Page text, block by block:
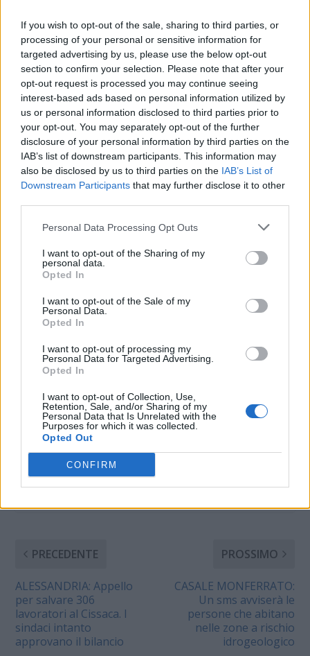
If you wish to opt-out of the sale, sharing to third parties, or
processing of your personal or sensitive information for
targeted advertising by us, please use the below opt-out
section to confirm your selection. Please note that after your
opt-out request is processed you may continue seeing
interest-based ads based on personal information utilized by
us or personal information disclosed to third parties prior to
your opt-out. You may separately opt-out of the further
disclosure of your personal information by third parties on the
IAB’s list of downstream participants. This information may
also be disclosed by us to third parties on the IAB’s List of
Downstream Participants that may further disclose it to other
Personal Data Processing Opt Outs
I want to opt-out of the Sharing of my
personal data.
Opted In
I want to opt-out of the Sale of my
Personal Data.
Opted In
I want to opt-out of processing my
Personal Data for Targeted Advertising.
Opted In
I want to opt-out of Collection, Use,
Retention, Sale, and/or Sharing of my
Personal Data that Is Unrelated with the
Purposes for which it was collected.
Opted Out
CONFIRM
Boato in via Emilia a
Tortona vicino alla
banca, sono “saltati”
tre trasformatori.
Black out in parte
della città. Le
immagini
15 Marzo 2019
In "Prima Pagina (AL)"
TORTONA: Black out
per circa 2 ore
martedì mattina in
alcune zone a causa di
un guasto. Forse per
un furto
18 Settembre 2012
In "Tortona"
Prolungato black-out
L'energia elettrica in
tutta la città di Tortona
é improvvisamente
mancata poco prima di
un vasto guasto alla
rete dell'Enel. Un black
out completo che ha
riguardato tutta la città
ed alcune zone rurali.
L' Enel si e' subito
elettrica e' stata
ripristinata…
17 Marzo 2014
In "Tortona"
CONDIVIDERE:
VALUTARE:
PRECEDENTE
ALESSANDRIA: Appello
per salvare 306
lavoratori al Cissaca. I
sindaci intanto
approvano il bilancio
PROSSIMO
CASALE MONFERRATO:
Un sms avviserà le
persone che abitano
nelle zone a rischio
idrogeologico